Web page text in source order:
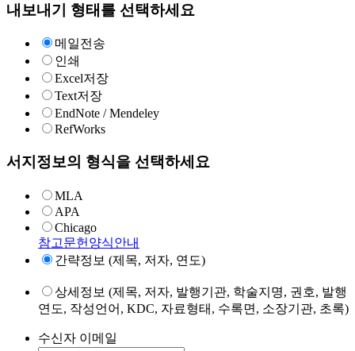
내보내기 형태를 선택하세요
메일전송
인쇄
Excel저장
Text저장
EndNote / Mendeley
RefWorks
서지정보의 형식을 선택하세요
MLA
APA
Chicago
참고문헌양식안내
간략정보 (제목, 저자, 연도)
상세정보 (제목, 저자, 발행기관, 학술지명, 권호, 발행
연도, 작성언어, KDC, 자료형태, 수록면, 소장기관, 초록)
수신자 이메일